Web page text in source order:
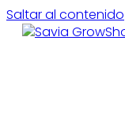
Saltar al contenido